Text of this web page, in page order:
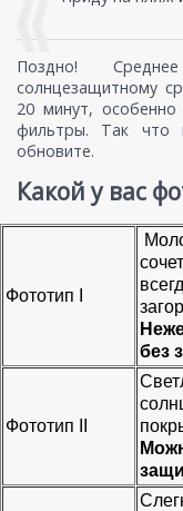
Поздно!
солнцезащитному
20 минут, особенно
фильтры. Так что
обновите.
Какой у вас
Фототип I
без
Фототип II